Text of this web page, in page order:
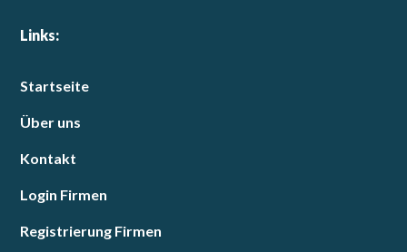
Links:
Startseite
Über uns
Kontakt
Login Firmen
Registrierung Firmen